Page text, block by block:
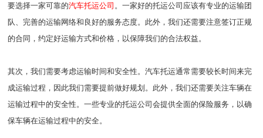
要选择一家可靠的汽车托运公司 。一家好的托运公司应该有专业的运输团
队、完善的运输网络和良好的服务态度。此外，我们还需要注意签订正规
的合同，约定好运输方式和价格，以保障我们的合法权益。
其次，我们需要考虑运输时间和安全性。汽车托运通常需要较长时间来完
成运输过程，因此我们需要提前做好规划。此外，我们还需要关注车辆在
运输过程中的安全性。一些专业的托运公司会提供全面的保险服务，以确
保车辆在运输过程中的安全。